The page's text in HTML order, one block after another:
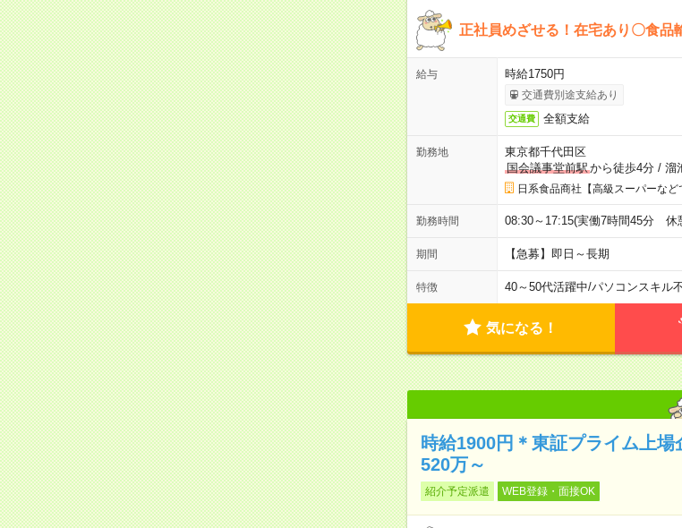
正社員めざせる！在宅あり〇食品
給与 時給1750円
交通費別途支給あり
交通費 全額支給
勤務地
東京都千代田区
国会議事堂前駅から徒歩4分/ 溜
日系食品商社【高級スーパーな
勤務時間 08:30～17:15(実働7時間45分 休
期間 【急募】即日～長期
特徴 40～50代活躍中/パソコンスキル
気になる！
時給1900円＊東証プライム上
520万～
紹介予定派遣 WEB登録・面接OK